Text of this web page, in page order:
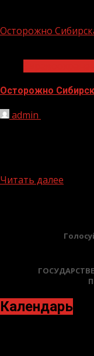
Осторожно
Осторожно
admin
Читать далее
Календарь